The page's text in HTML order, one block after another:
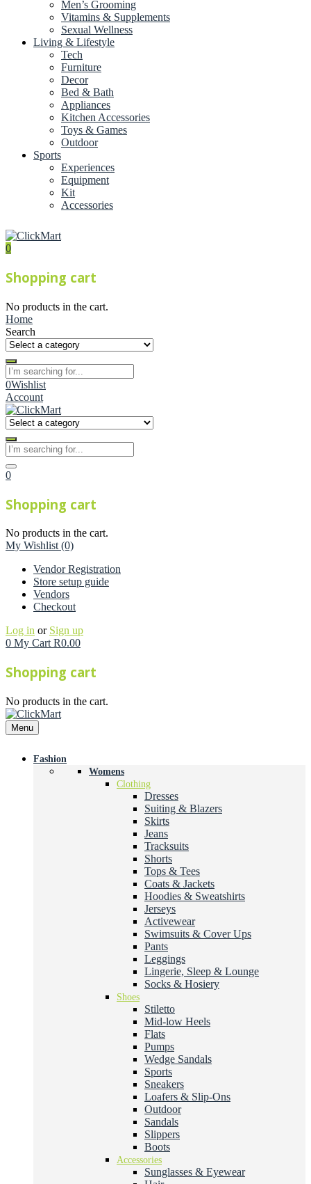
Men’s Grooming
Vitamins & Supplements
Sexual Wellness
Living & Lifestyle
Tech
Furniture
Decor
Bed & Bath
Appliances
Kitchen Accessories
Toys & Games
Outdoor
Sports
Experiences
Equipment
Kit
Accessories
0
Shopping cart
No products in the cart.
Home
Search
0Wishlist
Account
0
Shopping cart
No products in the cart.
My Wishlist (0)
Vendor Registration
Store setup guide
Vendors
Checkout
Log in or Sign up
0 My Cart R0.00
Shopping cart
No products in the cart.
Menu
Fashion
Womens
Clothing
Dresses
Suiting & Blazers
Skirts
Jeans
Tracksuits
Shorts
Tops & Tees
Coats & Jackets
Hoodies & Sweatshirts
Jerseys
Activewear
Swimsuits & Cover Ups
Pants
Leggings
Lingerie, Sleep & Lounge
Socks & Hosiery
Shoes
Stiletto
Mid-low Heels
Flats
Pumps
Wedge Sandals
Sports
Sneakers
Loafers & Slip-Ons
Outdoor
Sandals
Slippers
Boots
Accessories
Sunglasses & Eyewear